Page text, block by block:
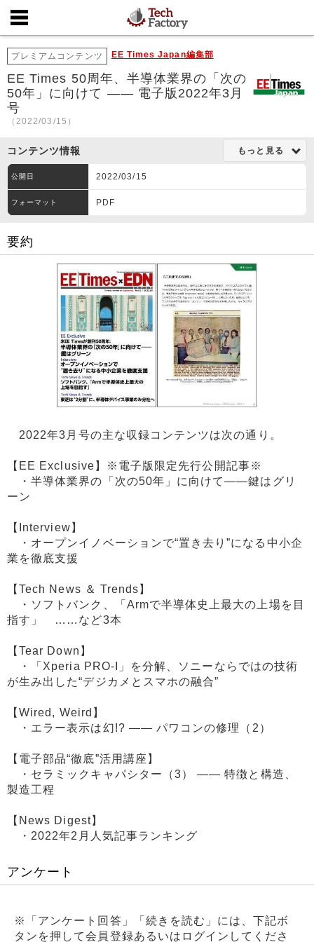
プレミアムコンテンツ EE Times Japan編集部
EE Times 50周年、半導体業界の「次の
50年」に向けて ―― 電子版2022年3月
号
（2022/03/15）
コンテンツ情報 もっと見る
公開日 2022/03/15
フォーマット PDF
要約
2022年3月号の主な収録コンテンツは次の通り。
【EE Exclusive】※電子版限定先行公開記事※
・半導体業界の「次の50年」に向けて――鍵はグリ
ーン
【Interview】
・オープンイノベーションで“置き去り”になる中小企
業を徹底支援
【Tech News ＆ Trends】
・ソフトバンク、「Armで半導体史上最大の上場を目
指す」 ……など3本
【Tear Down】
・「Xperia PRO-I」を分解、ソニーならではの技術
が生み出した“デジカメとスマホの融合”
【Wired, Weird】
・エラー表示は幻!? ―― パワコンの修理（2）
【電子部品“徹底”活用講座】
・セラミックキャパシター（3） ―― 特徴と構造、
製造工程
【News Digest】
・2022年2月人気記事ランキング
アンケート
※「アンケート回答」「続きを読む」には、下記ボ
タンを押して会員登録あるいはログインしてくださ